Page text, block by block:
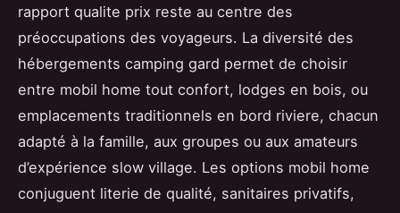
rapport qualite prix reste au centre des
préoccupations des voyageurs. La diversité des
hébergements camping gard permet de choisir
entre mobil home tout confort, lodges en bois, ou
emplacements traditionnels en bord riviere, chacun
adapté à la famille, aux groupes ou aux amateurs
d’expérience slow village. Les options mobil home
conjuguent literie de qualité, sanitaires privatifs,